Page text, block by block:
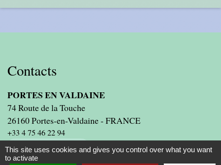
Contacts
PORTES EN VALDAINE
74 Route de la Touche
26160 Portes-en-Valdaine - FRANCE
+33 4 75 46 22 94
Contact par formulaire
This site uses cookies and gives you control over what you want
to activate